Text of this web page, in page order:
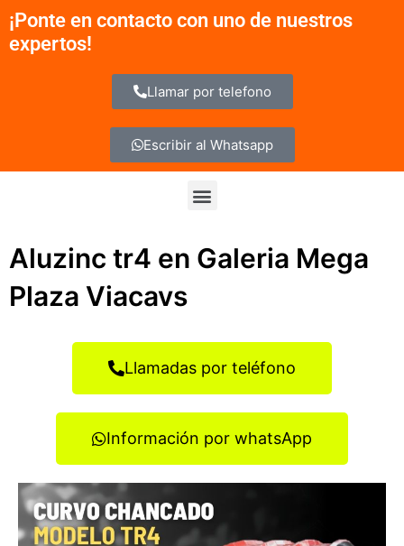
contenido
¡Ponte en contacto con uno de nuestros
expertos!
Llamar por telefono
Escribir al Whatsapp
Menu
Aluzinc tr4 en Galeria Mega
Plaza Viacavs
Llamadas por teléfono
Información por whatsApp